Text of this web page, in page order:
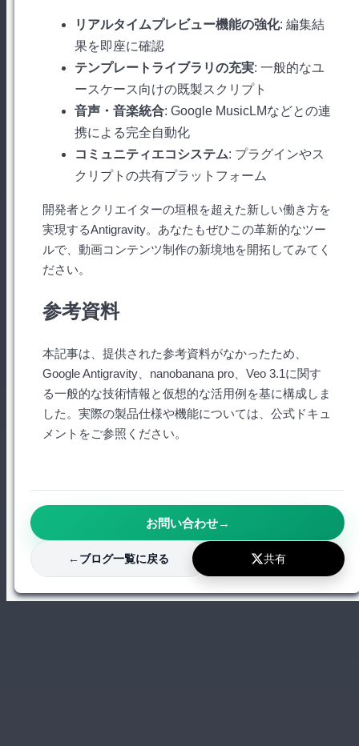
リアルタイムプレビュー機能の強化: 編集結
果を即座に確認
テンプレートライブラリの充実: 一般的なユ
ースケース向けの既製スクリプト
音声・音楽統合: Google MusicLMなどとの連
携による完全自動化
コミュニティエコシステム: プラグインやス
クリプトの共有プラットフォーム
開発者とクリエイターの垣根を超えた新しい働き方を
実現するAntigravity。あなたもぜひこの革新的なツー
ルで、動画コンテンツ制作の新境地を開拓してみてく
ださい。
参考資料
本記事は、提供された参考資料がなかったため、
Google Antigravity、nanobanana pro、Veo 3.1に関す
る一般的な技術情報と仮想的な活用例を基に構成しま
した。実際の製品仕様や機能については、公式ドキュ
メントをご参照ください。
←ブログ一覧に戻る 共有
お問い合わせ→